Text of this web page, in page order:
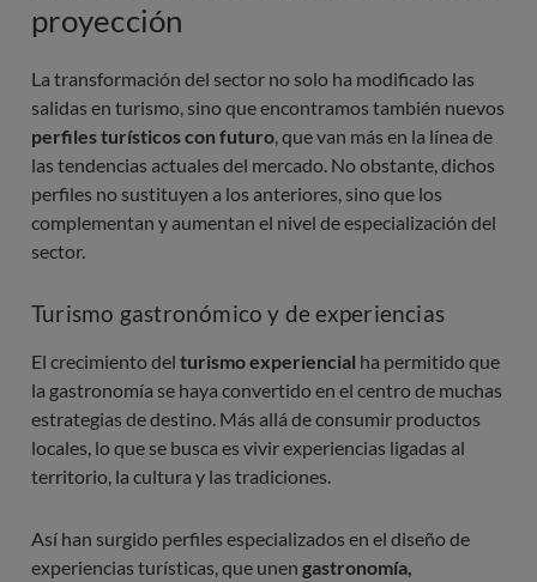
proyección
La transformación del sector no solo ha modificado las
salidas en turismo, sino que encontramos también nuevos
perfiles turísticos con futuro, que van más en la línea de
las tendencias actuales del mercado. No obstante, dichos
perfiles no sustituyen a los anteriores, sino que los
complementan y aumentan el nivel de especialización del
sector.
Turismo gastronómico y de experiencias
El crecimiento del turismo experiencial ha permitido que
la gastronomía se haya convertido en el centro de muchas
estrategias de destino. Más allá de consumir productos
locales, lo que se busca es vivir experiencias ligadas al
territorio, la cultura y las tradiciones.
Así han surgido perfiles especializados en el diseño de
experiencias turísticas, que unen gastronomía,